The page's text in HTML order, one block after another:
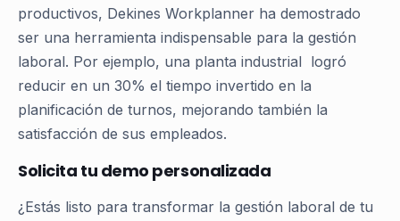
productivos, Dekines Workplanner ha demostrado
ser una herramienta indispensable para la gestión
laboral. Por ejemplo, una planta industrial logró
reducir en un 30% el tiempo invertido en la
planificación de turnos, mejorando también la
satisfacción de sus empleados.
Solicita tu demo personalizada
¿Estás listo para transformar la gestión laboral de tu